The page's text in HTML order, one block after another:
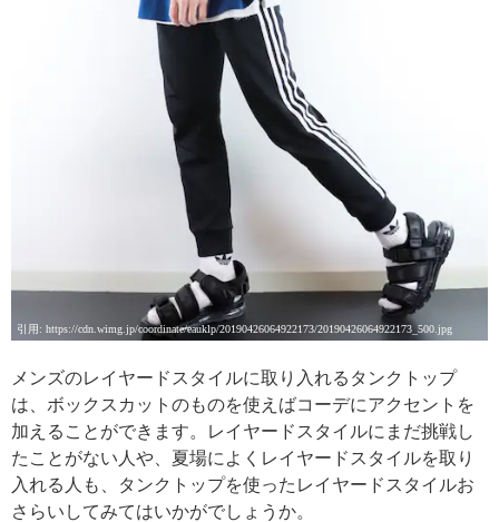
引用: https://cdn.wimg.jp/coordinate/eauklp/20190426064922173/20190426064922173_500.jpg
メンズのレイヤードスタイルに取り入れるタンクトップ
は、ボックスカットのものを使えばコーデにアクセントを
加えることができます。レイヤードスタイルにまだ挑戦し
たことがない人や、夏場によくレイヤードスタイルを取り
入れる人も、タンクトップを使ったレイヤードスタイルお
さらいしてみてはいかがでしょうか。